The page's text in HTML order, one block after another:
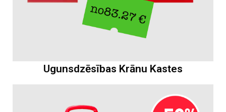
Ugunsdzēsības Krānu Kastes